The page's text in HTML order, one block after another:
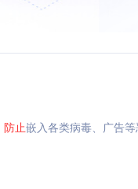
防止嵌入各类病毒、广告